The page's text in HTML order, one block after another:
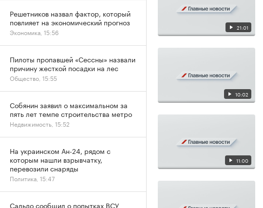
21:01
10:02
11:00
Решетников назвал фактор, который
повлияет на экономический прогноз
Экономика, 15:56
Пилоты пропавшей «Сессны» назвали
причину жесткой посадки на лес
Общество, 15:55
Собянин заявил о максимальном за
пять лет темпе строительства метро
Недвижимость, 15:52
На украинском Ан-24, рядом с
которым нашли взрывчатку,
перевозили снаряды
Политика, 15:47
Сальдо сообщил о попытках ВСУ